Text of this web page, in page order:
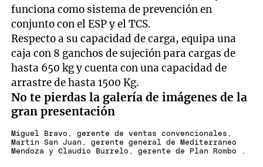
funciona como sistema de prevención en
conjunto con el ESP y el TCS.
Respecto a su capacidad de carga, equipa una
caja con 8 ganchos de sujeción para cargas de
hasta 650 kg y cuenta con una capacidad de
arrastre de hasta 1500 Kg.
No te pierdas la galería de imágenes de la
gran presentación
Miguel Bravo, gerente de ventas convencionales,
Martín San Juan, gerente general de Mediterráneo
Mendoza y Claudio Burrelo, gerente de Plan Rombo .